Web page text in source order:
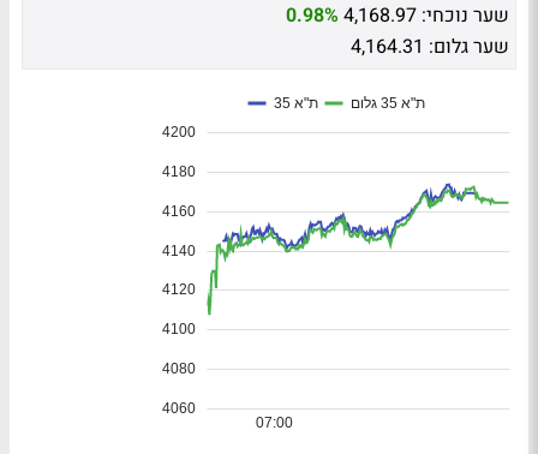
שער נוכחי: 4,168.97
0.98%
שער גלום: 4,164.31